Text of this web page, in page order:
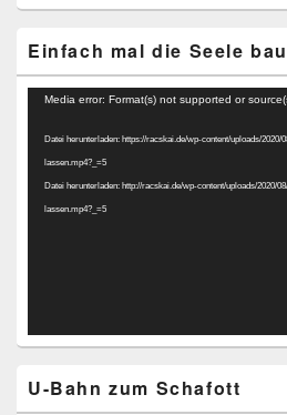
Einfach mal die Seele
Video-
Media error: Format(s) not supported or
Datei herunterladen: https://racskai.de/wp-content/uploads/
lassen.mp4?_=5
Datei herunterladen: http://racskai.de/wp-content/uploads/2020/
lassen.mp4?_=5
U-Bahn zum Schafott